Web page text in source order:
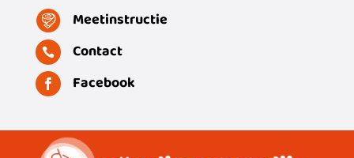
Meetinstructie
 Contact
 Facebook